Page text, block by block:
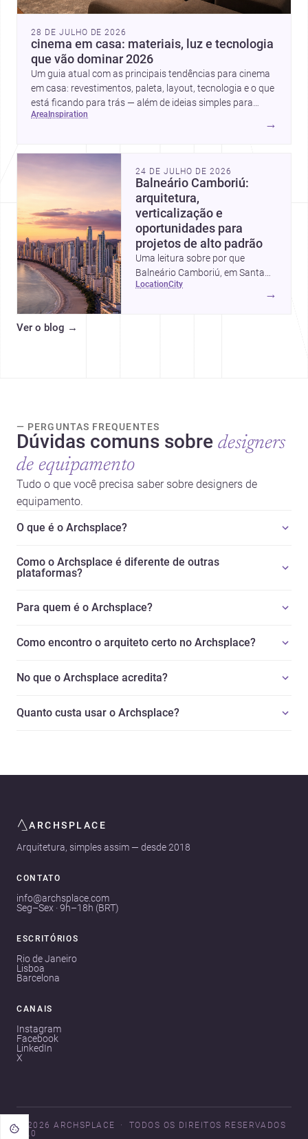
28 DE JULHO DE 2026
cinema em casa: materiais, luz e tecnologia
que vão dominar 2026
Um guia atual com as principais tendências para cinema
em casa: revestimentos, paleta, layout, tecnologia e o que
está ficando para trás — além de ideias simples para
atualizar sem reforma completa.
area inspiration
→
24 DE JULHO DE 2026
Balneário Camboriú:
arquitetura,
verticalização e
oportunidades para
projetos de alto padrão
Uma leitura sobre por que
Balneário Camboriú, em Santa
Catarina, virou referência em
location city
→
Ver o blog →
— PERGUNTAS FREQUENTES
Dúvidas comuns sobre designers
de equipamento
Tudo o que você precisa saber sobre designers de
equipamento.
O que é o Archsplace?
Como o Archsplace é diferente de outras
plataformas?
Para quem é o Archsplace?
Como encontro o arquiteto certo no Archsplace?
No que o Archsplace acredita?
Quanto custa usar o Archsplace?
ARCHSPLACE
Arquitetura, simples assim — desde 2018
CONTATO
info@archsplace.com
Seg–Sex · 9h–18h (BRT)
ESCRITÓRIOS
Rio de Janeiro
Lisboa
Barcelona
CANAIS
Instagram
Facebook
LinkedIn
X
© 2026 ARCHSPLACE
TODOS OS DIREITOS RESERVADOS
V3.0